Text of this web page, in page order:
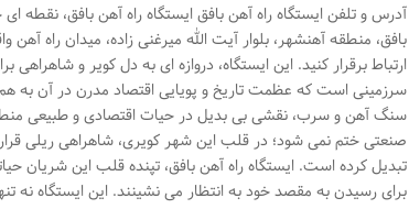
آدرس و تلفن ایستگاه راه آهن بافق ایستگاه راه آهن بافق، نقطه
ارتباط برقرار کنید. این ایستگاه، دروازه ای به دل کویر و
سرزمینی است که عظمت تاریخ و پویایی اقتصاد مدرن در آن به
سنگ آهن و سرب، نقشی بی بدیل در حیات اقتصادی و طبیعی
صنعتی ختم نمی شود؛ در قلب این شهر کویری، شاهراهی ریلی
تبدیل کرده است. ایستگاه راه آهن بافق، تپنده قلب این شریان
برای رسیدن به مقصد خود به انتظار می نشینند. این ایستگاه نه